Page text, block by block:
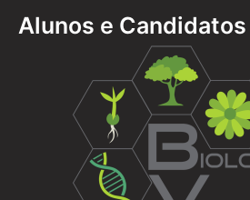
Alunos e Candidatos